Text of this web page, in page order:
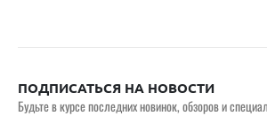
ПОДПИСАТЬСЯ НА НОВОСТИ
Будьте в курсе последних новинок, обзоров и